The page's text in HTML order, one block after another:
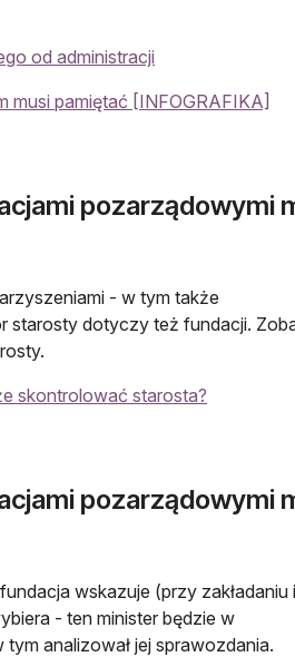
od administracji
musi pamiętać [INFOGRAFIKA]
pozarządowymi
- w tym także
starosty dotyczy też fundacji.
skontrolować starosta?
pozarządowymi
wskazuje (przy zakładaniu i
- ten minister będzie w
analizował jej sprawozdania.